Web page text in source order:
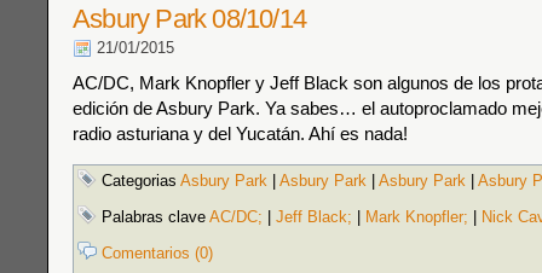
Asbury Park 08/10/14
21/01/2015
AC/DC, Mark Knopfler y Jeff Black son algunos de los
edición de Asbury Park. Ya sabes… el autoproclamado
radio asturiana y del Yucatán. Ahí es nada!
Categorias Asbury Park Asbury Park Asbury Park
Asbury
Palabras clave AC/DC; Jeff Black; Mark Knopfler;
Nick
Comentarios (0)